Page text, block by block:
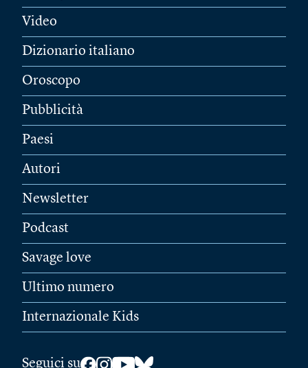
Video
Dizionario italiano
Oroscopo
Pubblicità
Paesi
Autori
Newsletter
Podcast
Savage love
Ultimo numero
Internazionale Kids
Seguici su